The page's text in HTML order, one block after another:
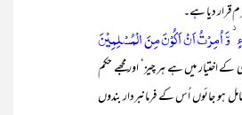
قرار دیا ہے۔
وَّ اُمِرۡتُ اَنۡ اَکُوۡنَ مِنَ الۡمُسۡلِمِیۡنَ
کے اختیار میں ہے ہر چیز‘ اور مجھے حکم
ہو جائوں اُس کے فرمانبردار بندوں